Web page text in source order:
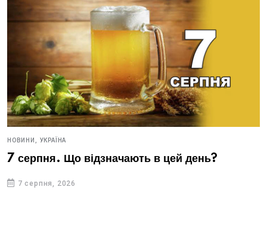
НОВИНИ, УКРАЇНА
7 серпня. Що відзначають в цей день?
7 серпня, 2026